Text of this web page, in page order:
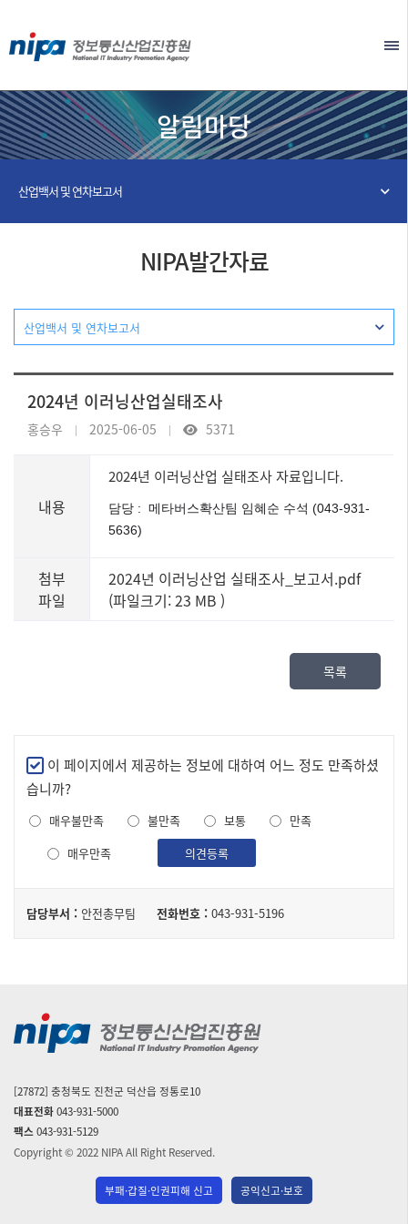
알림마당
산업백서 및 연차보고서
NIPA발간자료
산업백서 및 연차보고서
2024년 이러닝산업실태조사
홍승우 2025-06-05 5371
내용
2024년 이러닝산업 실태조사 자료입니다.
담당 : 메타버스확산팀 임혜순 수석 (043-931-
5636)
첨부
파일
2024년 이러닝산업 실태조사_보고서.pdf
(파일크기: 23 MB )
목록
만
족
도
조
이 페이지에서 제공하는 정보에 대하여 어느 정도 만족하셨
습니까?
매우불만족 불만족 보통
만족
매우만족
의견등록
담
당
담당부서 : 안전총무팀 전화번호 : 043-931-5196
[27872] 충청북도 진천군 덕산읍 정통로10
대표전화043-931-5000
팩스043-931-5129
Copyright © 2022 NIPA All Right Reserved.
부패·갑질·인권피해 신고 공익신고·보호